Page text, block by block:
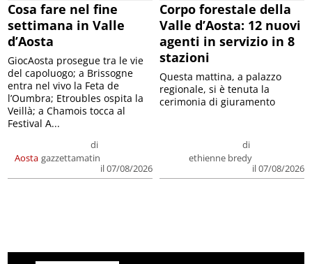
Cosa fare nel fine
settimana in Valle
d’Aosta
Aosta
di
gazzettamatin
il 07/08/2026
GiocAosta prosegue tra le vie
del capoluogo; a Brissogne
entra nel vivo la Feta de
l’Oumbra; Etroubles ospita la
Veillà; a Chamois tocca al
Festival A...
Corpo forestale della
Valle d’Aosta: 12 nuovi
agenti in servizio in 8
stazioni
di
ethienne bredy
il 07/08/2026
Questa mattina, a palazzo
regionale, si è tenuta la
cerimonia di giuramento